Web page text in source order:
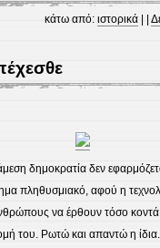
κάτω από:ιστορικά | |
δημοκρατία δεν
πληθυσμιακό, αφού η
να έρθουν τόσο
του. Ρωτώ και απαντώ η